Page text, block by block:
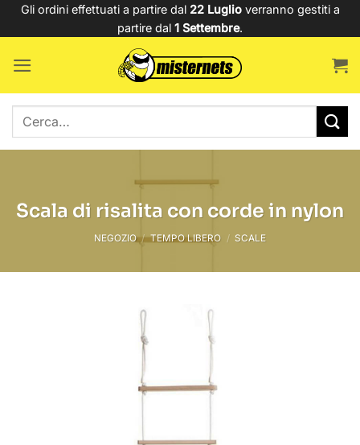
SaltaGli ordini effettuati a partire dal 22 Luglioverranno gestiti a
partire dal 1 Settembre.
Cerca:
Scala di risalita con corde in nylon
NEGOZIO / TEMPO LIBERO / SCALE